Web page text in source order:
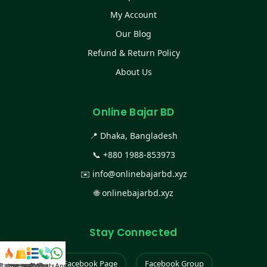
My Account
Our Blog
Refund & Return Policy
About Us
Online Bajar BD
📍 Dhaka, Bangladesh
📞 +880 1988-853973
✉️ info@onlinebajarbd.xyz
🌐onlinebajarbd.xyz
Stay Connected
Facebook Page Facebook Group